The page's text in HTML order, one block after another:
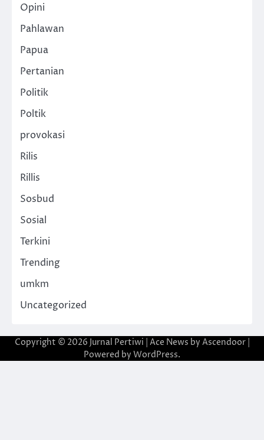
Opini
Pahlawan
Papua
Pertanian
Politik
Poltik
provokasi
Rilis
Rillis
Sosbud
Sosial
Terkini
Trending
umkm
Uncategorized
Copyright © 2026 Jurnal Pertiwi | Ace News by Ascendoor|
Powered by WordPress.